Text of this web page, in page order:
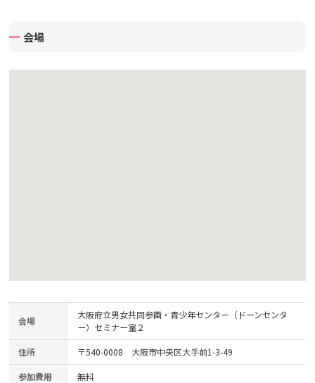
会場
会場
大阪府立男女共同参画・青少年センター（ドーンセンタ
ー）セミナー室２
住所 〒540-0008 大阪市中央区大手前1-3-49
参加費用 無料